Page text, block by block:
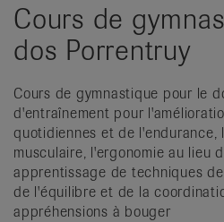
Changer
région
Changer
de
langue:
de
Cours de
dos Porrentruy
Cours de gymnastique pour le
d'entraînement pour
quotidiennes et de l'endurance,
musculaire, l'ergonomie au lieu
apprentissage de techniques
de l'équilibre et de la
appréhensions à bouger
|
nationales
de
patients